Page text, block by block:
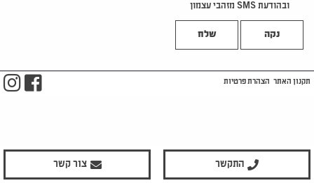
ובהודעת SMS מזהבי עצמון
נקה
התקשר צור קשר
תקנון האתר הצהרת פרטיות